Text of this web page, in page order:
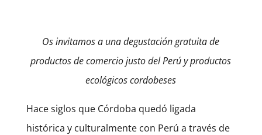
Os invitamos a una degustación gratuita de
productos de comercio justo del Perú y productos
ecológicos cordobeses
Hace siglos que Córdoba quedó ligada
histórica y culturalmente con Perú a través de